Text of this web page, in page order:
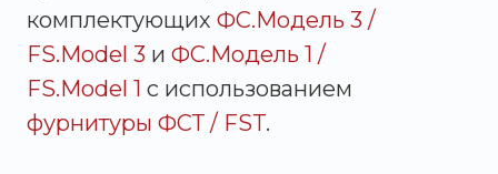
комплектующих ФС.Модель 3 /
FS.Model 3 и ФС.Модель 1 /
FS.Model 1 с использованием
фурнитуры ФСТ / FST.